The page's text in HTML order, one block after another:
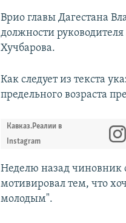
Врио главы Дагестана
должности
Хучбарова.
Как следует из текста
предельного возраста
Кавказ.Реалии в
Instagram
Неделю назад чиновник
мотивировал тем, что
молодым".